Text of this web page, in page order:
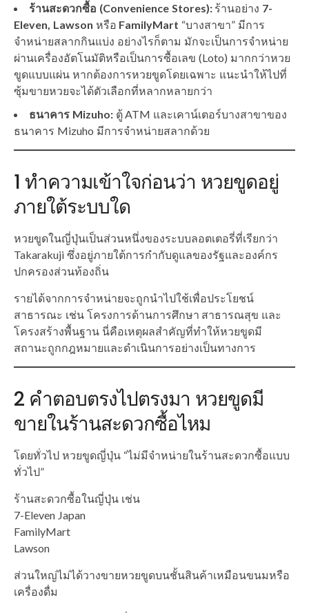
ร้านสะดวกซื้อ (Convenience Stores):ร้านอย่าง 7-
Eleven, Lawson หรือ FamilyMart “บางสาขา” มีการ
จำหน่ายสลากกินแบ่ง อย่างไรก็ตาม มักจะเป็นการจำหน่าย
ผ่านเครื่องอัตโนมัติหรือเป็นการซื้อเลข (Loto) มากกว่าหวย
ขูดแบบแผ่น หากต้องการหวยขูดโดยเฉพาะ แนะนำให้ไปที่
ซุ้มขายหวยจะได้ตัวเลือกที่หลากหลายกว่า
ธนาคาร Mizuho:ตู้ ATM และเคาน์เตอร์บางสาขาของ
ธนาคาร Mizuho มีการจำหน่ายสลากด้วย
1 ทำความเข้าใจก่อนว่า หวยขูดอยู่
ภายใต้ระบบใด
หวยขูดในญี่ปุ่นเป็นส่วนหนึ่งของระบบลอตเตอรี่ที่เรียกว่า
Takarakuji ซึ่งอยู่ภายใต้การกำกับดูแลของรัฐและองค์กร
ปกครองส่วนท้องถิ่น
รายได้จากการจำหน่ายจะถูกนำไปใช้เพื่อประโยชน์
สาธารณะ เช่น โครงการด้านการศึกษา สาธารณสุข และ
โครงสร้างพื้นฐาน นี่คือเหตุผลสำคัญที่ทำให้หวยขูดมี
สถานะถูกกฎหมายและดำเนินการอย่างเป็นทางการ
2 คำตอบตรงไปตรงมา หวยขูดมี
ขายในร้านสะดวกซื้อไหม
โดยทั่วไป หวยขูดญี่ปุ่น “ไม่มีจำหน่ายในร้านสะดวกซื้อแบบ
ทั่วไป”
ร้านสะดวกซื้อในญี่ปุ่น เช่น
7-Eleven Japan
FamilyMart
Lawson
ส่วนใหญ่ไม่ได้วางขายหวยขูดบนชั้นสินค้าเหมือนขนมหรือ
เครื่องดื่ม